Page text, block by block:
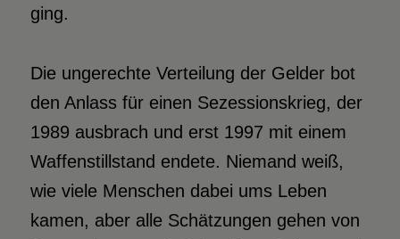
ging.
Die ungerechte Verteilung der Gelder bot
den Anlass für einen Sezessionskrieg, der
1989 ausbrach und erst 1997 mit einem
Waffenstillstand endete. Niemand weiß,
wie viele Menschen dabei ums Leben
kamen, aber alle Schätzungen gehen von